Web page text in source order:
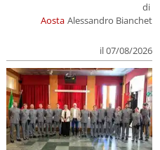
Aosta
di
Alessandro Bianchet
il 07/08/2026